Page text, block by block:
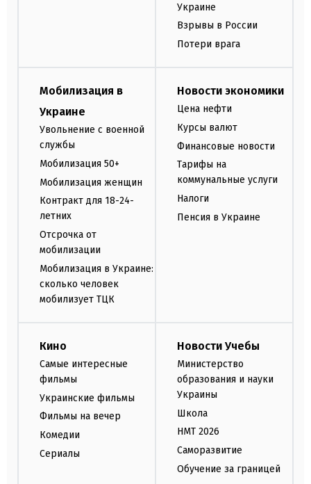
Украине
Взрывы в России
Потери врага
Мобилизация в
Украине
Увольнение с военной
службы
Мобилизация 50+
Мобилизация женщин
Контракт для 18-24-
летних
Отсрочка от
мобилизации
Мобилизация в Украине:
сколько человек
мобилизует ТЦК
Новости экономики
Цена нефти
Курсы валют
Финансовые новости
Тарифы на
коммунальные услуги
Налоги
Пенсия в Украине
Кино
Самые интересные
фильмы
Украинские фильмы
Фильмы на вечер
Комедии
Сериалы
Новости Учебы
Министерство
образования и науки
Украины
Школа
НМТ 2026
Саморазвитие
Обучение за границей